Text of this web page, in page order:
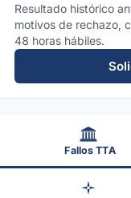
Resultado histórico
motivos de rechazo,
48 horas hábiles.
Fallos TTA